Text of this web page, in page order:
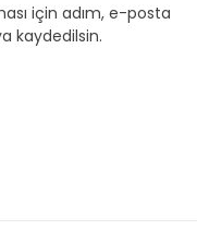
için adım, e-posta
kaydedilsin.